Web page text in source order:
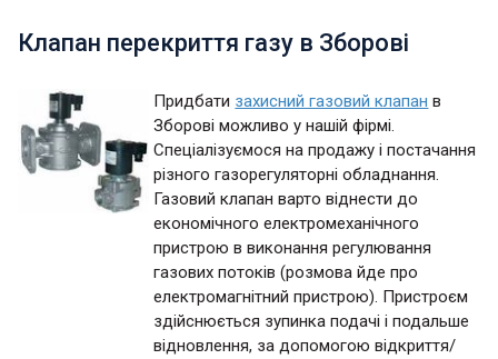
Клапан перекриття газу в Зборові
Придбати захисний газовий клапан в
Зборові можливо у нашій фірмі.
Спеціалізуємося на продажу і постачання
різного газорегуляторні обладнання.
Газовий клапан варто віднести до
економічного електромеханічного
пристрою в виконання регулювання
газових потоків (розмова йде про
електромагнітний пристрою). Пристроєм
здійснюється зупинка подачі і подальше
відновлення, за допомогою відкриття/